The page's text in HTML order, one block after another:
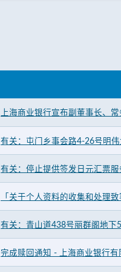
上海商业银行宣布副董事长、
有关：屯门乡事会路4-26号明
有关：停止提供签发日元汇票服
「关于个人资料的收集和处理
有关：青山道438号丽群阁地下
完成赎回通知 - 上海商业银行